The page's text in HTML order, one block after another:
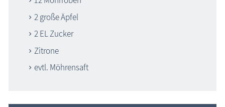
2 große Äpfel
2 EL Zucker
Zitrone
evtl. Möhrensaft